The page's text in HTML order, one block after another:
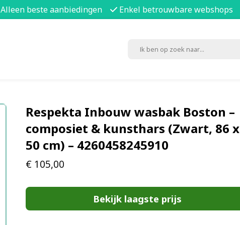
Alleen beste aanbiedingen Enkel betrouwbare webshops
Respekta Inbouw wasbak Boston –
composiet & kunsthars (Zwart, 86 x
50 cm) – 4260458245910
€ 105,00
Bekijk laagste prijs